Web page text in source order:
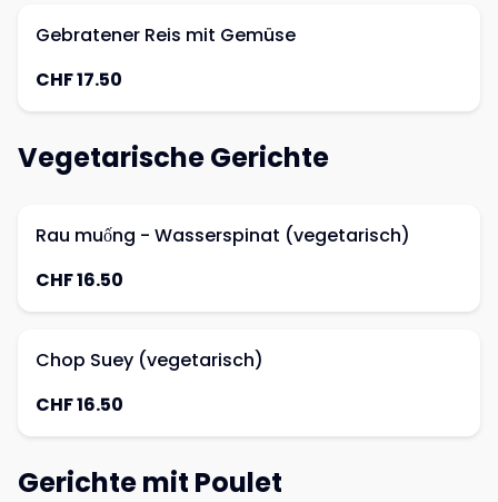
Gebratener Reis mit Gemüse
CHF 17.50
Vegetarische Gerichte
Rau muống - Wasserspinat (vegetarisch)
CHF 16.50
Chop Suey (vegetarisch)
CHF 16.50
Gerichte mit Poulet